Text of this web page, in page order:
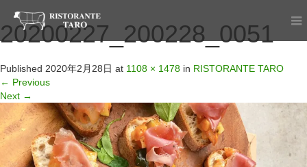
20200227_200228_0051
Published 2020年2月28日 at 1108 × 1478 in RISTORANTE TARO
← Previous
Next →